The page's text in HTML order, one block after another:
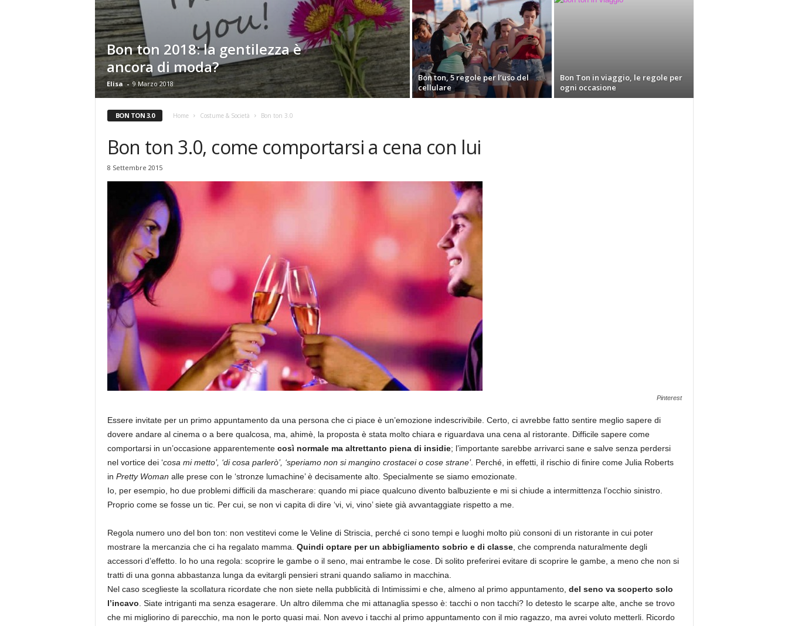
Bon ton 2018: la gentilezza è
ancora di moda?
Elisa - 9 Marzo 2018
Bon ton, 5 regole per l’uso del
cellulare
Bon Ton in viaggio, le regole per
ogni occasione
BON TON 3.0 Home Costume & Società Bon ton 3.0
Bon ton 3.0, come comportarsi a cena con lui
8 Settembre 2015
Pinterest
Essere invitate per un primo appuntamento da una persona che ci piace è un’emozione indescrivibile. Certo, ci avrebbe fatto sentire meglio sapere di
dovere andare al cinema o a bere qualcosa, ma, ahimè, la proposta è stata molto chiara e riguardava una cena al ristorante. Difficile sapere come
comportarsi in un’occasione apparentemente così normale ma altrettanto piena di insidie; l’importante sarebbe arrivarci sane e salve senza perdersi
nel vortice dei ‘cosa mi metto’, ‘di cosa parlerò’, ‘speriamo non si mangino crostacei o cose strane’. Perché, in effetti, il rischio di finire come Julia Roberts
in Pretty Woman alle prese con le ‘stronze lumachine’ è decisamente alto. Specialmente se siamo emozionate.
Io, per esempio, ho due problemi difficili da mascherare: quando mi piace qualcuno divento balbuziente e mi si chiude a intermittenza l’occhio sinistro.
Proprio come se fosse un tic. Per cui, se non vi capita di dire ‘vi, vi, vino’ siete già avvantaggiate rispetto a me.
Regola numero uno del bon ton: non vestitevi come le Veline di Striscia, perché ci sono tempi e luoghi molto più consoni di un ristorante in cui poter
mostrare la mercanzia che ci ha regalato mamma. Quindi optare per un abbigliamento sobrio e di classe, che comprenda naturalmente degli
accessori d’effetto. Io ho una regola: scoprire le gambe o il seno, mai entrambe le cose. Di solito preferirei evitare di scoprire le gambe, a meno che non si
tratti di una gonna abbastanza lunga da evitargli pensieri strani quando saliamo in macchina.
Nel caso sceglieste la scollatura ricordate che non siete nella pubblicità di Intimissimi e che, almeno al primo appuntamento, del seno va scoperto solo
l’incavo . Siate intriganti ma senza esagerare. Un altro dilemma che mi attanaglia spesso è: tacchi o non tacchi? Io detesto le scarpe alte, anche se trovo
che mi migliorino di parecchio, ma non le porto quasi mai. Non avevo i tacchi al primo appuntamento con il mio ragazzo, ma avrei voluto metterli. Ricordo